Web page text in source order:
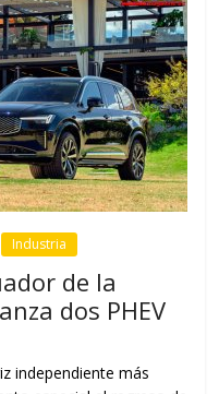
Industria
de la
dos PHEV
independiente más